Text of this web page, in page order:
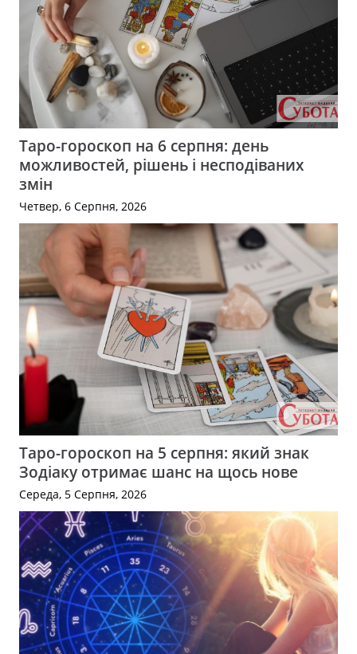
Таро-гороскоп на 6 серпня: день
можливостей, рішень і несподіваних
змін
Четвер, 6 Серпня, 2026
Таро-гороскоп на 5 серпня: який знак
Зодіаку отримає шанс на щось нове
Середа, 5 Серпня, 2026